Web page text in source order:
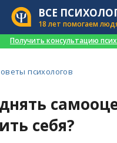
ВСЕ
18 лет помогаем
Получить консультацию
психологов
себя?